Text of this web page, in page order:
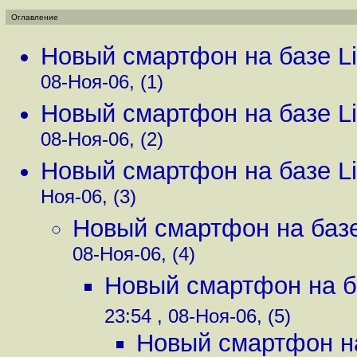
Оглавление
Новый смартфон на базе
08-Ноя-06, (1)
Новый смартфон на базе
08-Ноя-06, (2)
Новый смартфон на базе
Ноя-06, (3)
Новый смартфон на
08-Ноя-06, (4)
Новый смартфон на
23:54 , 08-Ноя-06, (5)
Новый смартфон